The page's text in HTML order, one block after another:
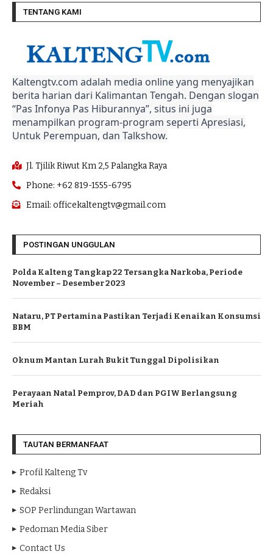
TENTANG KAMI
Kaltengtv.com adalah media online yang menyajikan
berita harian dari Kalimantan Tengah. Dengan slogan
“Pas Infonya Pas Hiburannya”, situs ini juga
menampilkan program-program seperti Apresiasi,
Untuk Perempuan, dan Talkshow.
Jl. Tjilik Riwut Km 2,5 Palangka Raya
Phone: +62 819-1555-6795
Email: officekaltengtv@gmail.com
POSTINGAN UNGGULAN
Polda Kalteng Tangkap 22 Tersangka Narkoba, Periode
November – Desember 2023
Nataru, PT Pertamina Pastikan Terjadi Kenaikan Konsumsi
BBM
Oknum Mantan Lurah Bukit Tunggal Dipolisikan
Perayaan Natal Pemprov, DAD dan PGIW Berlangsung
Meriah
TAUTAN BERMANFAAT
Profil Kalteng Tv
Redaksi
SOP Perlindungan Wartawan
Pedoman Media Siber
Contact Us